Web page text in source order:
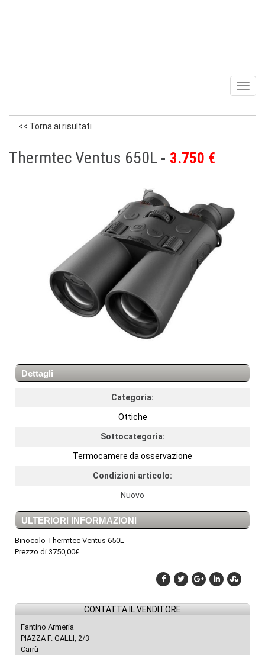
<< Torna ai risultati
Thermtec Ventus 650L 3.750 €
Dettagli
Categoria:
Ottiche
Sottocategoria:
Termocamere da osservazione
Condizioni articolo:
Nuovo
ULTERIORI INFORMAZIONI
Binocolo Thermtec Ventus 650L
Prezzo di 3750,00€
CONTATTA IL VENDITORE
Fantino Armeria
PIAZZA F. GALLI, 2/3
Carrù